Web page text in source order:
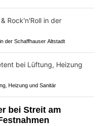
der Schaffhauser Altstadt
Heizung und Sanitär
bei Streit am